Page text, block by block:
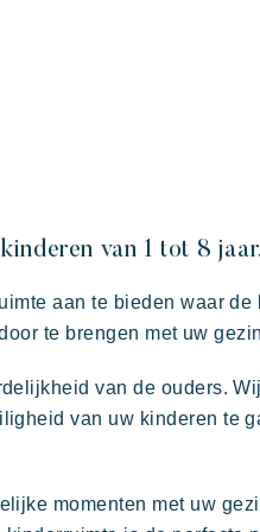
Kon Tiki
Ontsnap aan
van gastvrijheid De
van 1 tot 8 jaar.
aan te bieden waar
te brengen met uw
van de ouders.
van uw kinderen te
momenten met uw